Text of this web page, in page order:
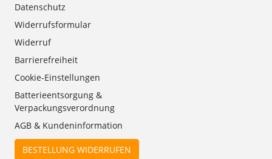
Datenschutz
Widerrufsformular
Widerruf
Barrierefreiheit
Cookie-Einstellungen
Batterieentsorgung &
Verpackungsverordnung
AGB & Kundeninformation
BESTELLUNG WIDERRUFEN